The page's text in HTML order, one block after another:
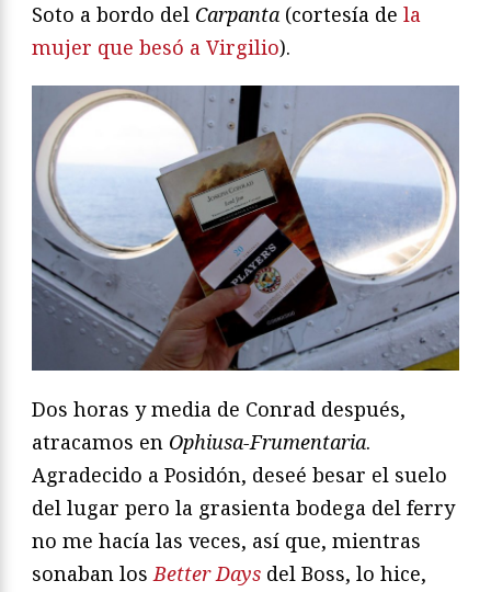
Soto a bordo del Carpanta (cortesía de la
mujer que besó a Virgilio).
Dos horas y media de Conrad después,
atracamos en Ophiusa-Frumentaria.
Agradecido a Posidón, deseé besar el suelo
del lugar pero la grasienta bodega del ferry
no me hacía las veces, así que, mientras
sonaban los Better Days del Boss, lo hice,